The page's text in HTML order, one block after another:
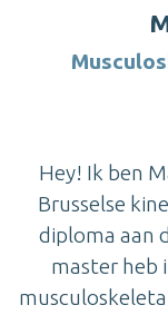
Hey! Ik ben
Brusselse
diploma aan
master heb